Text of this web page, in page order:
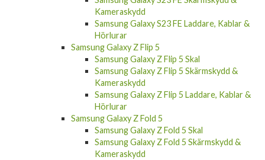
Kameraskydd
Samsung Galaxy S23 FE Laddare, Kablar &
Hörlurar
Samsung Galaxy Z Flip 5
Samsung Galaxy Z Flip 5 Skal
Samsung Galaxy Z Flip 5 Skärmskydd &
Kameraskydd
Samsung Galaxy Z Flip 5 Laddare, Kablar &
Hörlurar
Samsung Galaxy Z Fold 5
Samsung Galaxy Z Fold 5 Skal
Samsung Galaxy Z Fold 5 Skärmskydd &
Kameraskydd